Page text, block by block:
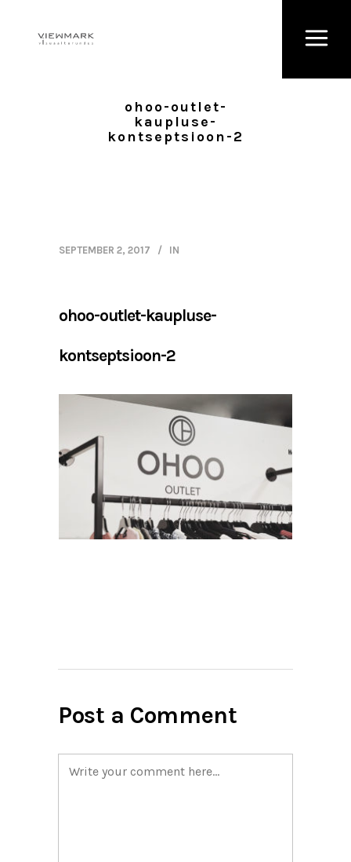
ohoo-outlet-
kaupluse-
kontseptsioon-2
SEPTEMBER 2, 2017 IN
ohoo-outlet-kaupluse-
kontseptsioon-2
Post a Comment